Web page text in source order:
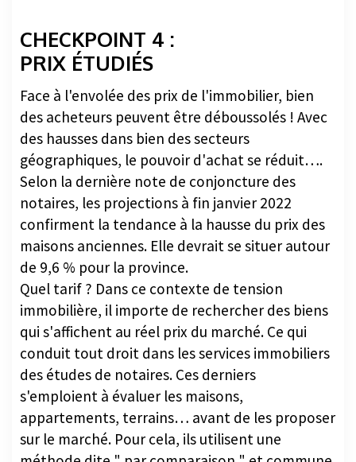
CHECKPOINT 4 :
PRIX ÉTUDIÉS
Face à l'envolée des prix de l'immobilier, bien
des acheteurs peuvent être déboussolés ! Avec
des hausses dans bien des secteurs
géographiques, le pouvoir d'achat se réduit….
Selon la dernière note de conjoncture des
notaires, les projections à fin janvier 2022
confirment la tendance à la hausse du prix des
maisons anciennes. Elle devrait se situer autour
de 9,6 % pour la province.
Quel tarif ? Dans ce contexte de tension
immobilière, il importe de rechercher des biens
qui s'affichent au réel prix du marché. Ce qui
conduit tout droit dans les services immobiliers
des études de notaires. Ces derniers
s'emploient à évaluer les maisons,
appartements, terrains… avant de les proposer
sur le marché. Pour cela, ils utilisent une